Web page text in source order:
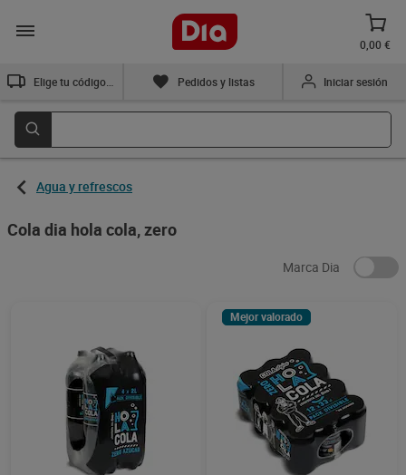
0,00 €
Pedidos y listas Iniciar sesión
Agua y refrescos
Cola dia hola cola, zero
Marca Dia
Mejor valorado